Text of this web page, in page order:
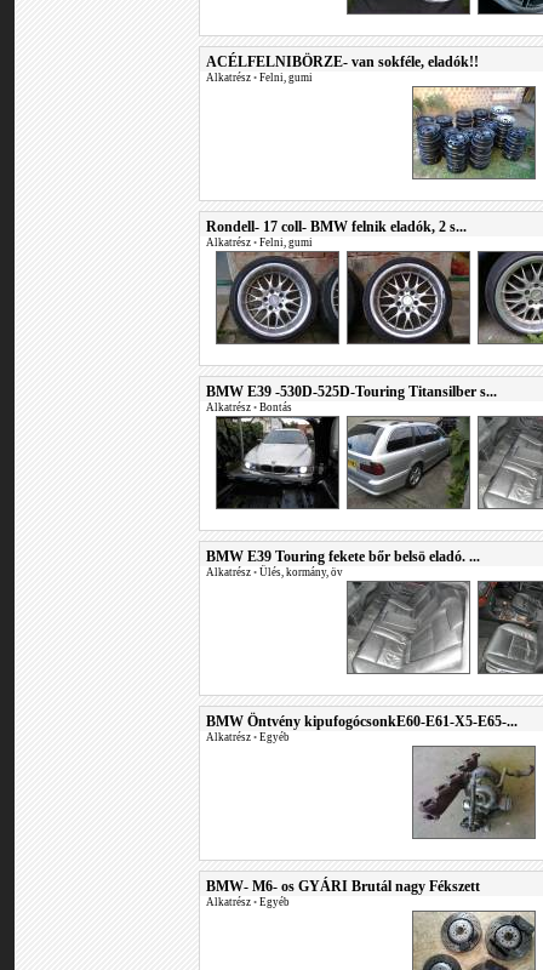
ACÉLFELNIBÖRZE- van sokféle, eladók!!
Alkatrész • Felni, gumi
Rondell- 17 coll- BMW felnik eladók, 2 s...
Alkatrész • Felni, gumi
BMW E39 -530D-525D-Touring Titansilber s...
Alkatrész • Bontás
BMW E39 Touring fekete bőr belsö eladó. ...
Alkatrész • Ülés, kormány, öv
BMW Öntvény kipufogócsonkE60-E61-X5-E65-...
Alkatrész • Egyéb
BMW- M6- os GYÁRI Brutál nagy Fékszett
Alkatrész • Egyéb